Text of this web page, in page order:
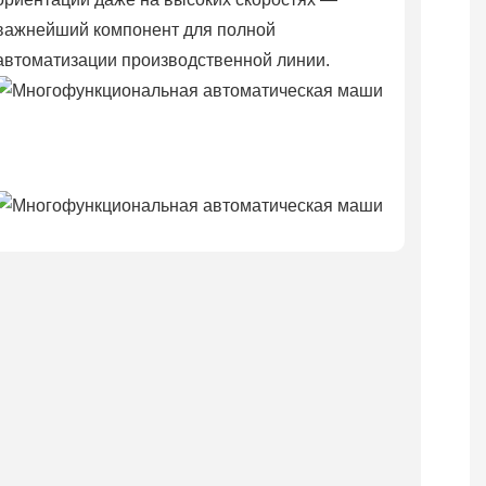
компонент для полной
производственной линии.